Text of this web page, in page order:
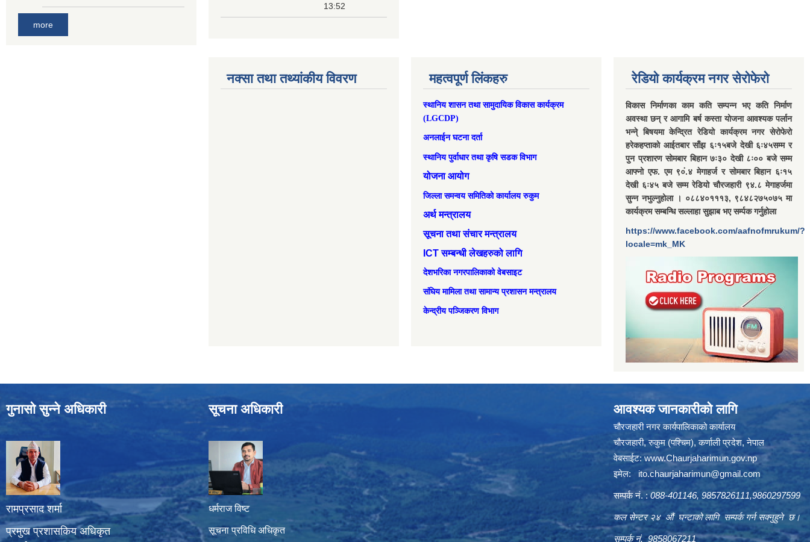
more
13:52
नक्सा तथा तथ्यांकीय विवरण महत्वपूर्ण लिंकहरु
स्थानिय शासन तथा सामुदायिक विकास कार्यक्रम
(LGCDP)
अनलाईन घटना दर्ता
स्थानिय पुर्वाधार तथा कृषि सडक विभाग
योजना आयोग
जिल्ला समन्वय समितिको कार्यालय रुकुम
अर्थ मन्त्रालय
सूचना तथा संचार मन्त्रालय
ICT सम्बन्धी लेखहरुको लागि
देशभरिका नगरपालिकाको वेबसाइट
संघिय मामिला तथा सामान्‍य प्रशासन मन्त्रालय
केन्द्रीय पञ्जिकरण विभाग
रेडियो कार्यक्रम नगर सेरोफेरो
विकास निर्माणका काम कति सम्पन्न भए कति निर्माण
अवस्था छन् र आगामि बर्ष कस्ता योजना आवश्यक पर्लान
भन्ने् बिषयमा केन्द्रित रेडियो कार्यक्रम नगर सेरोफेरो
हरेकहप्ताको आईतबार साँझ ६ः१५बजे देखी ६ः४५सम्म र
पुन प्रशारण सोमबार बिहान ७ः३० देखी ८ः०० बजे सम्म
आफ्नो एफ. एम ९०ं.४ मेगाहर्ज र सोमबार बिहान ६ः१५
देखी ६ः४५ बजे सम्म रेडियो चौरजहारी ९४.८ मेगाहर्जमा
सुन्न नभुल्नुहोला । ०८८४०१११३, ९८४८२७५०७५ मा
कार्यक्रम सम्बन्धि सल्लाहा सुझाब भए सर्म्पक गर्नुहोला
https://www.facebook.com/aafnofmrukum/?
locale=mk_MK
गुनासो सुन्ने अधिकारी
रामप्रसाद शर्मा
प्रमुख प्रशासकिय अधिकृत
सूचना अधिकारी
धर्मराज विष्ट
सूचना प्रविधि अधिकृत
आवश्यक जानकारीको लागि
चौरजहारी नगर कार्यपालिकाको कार्यालय
चौरजहारी, रुकुम (पश्चिम), कर्णाली प्रदेश, नेपाल
वेबसाईट:www.Chaurjaharimun.gov.np
इमेल: ito.chaurjaharimun@gmail.com
सम्पर्क नं. : 088-401146, 9857826111,9860297599
कल सेन्टर २४ औं घन्टाको लागि सम्पर्क गर्न सक्नुहुने छ।
सम्पर्क नं. 9858067211